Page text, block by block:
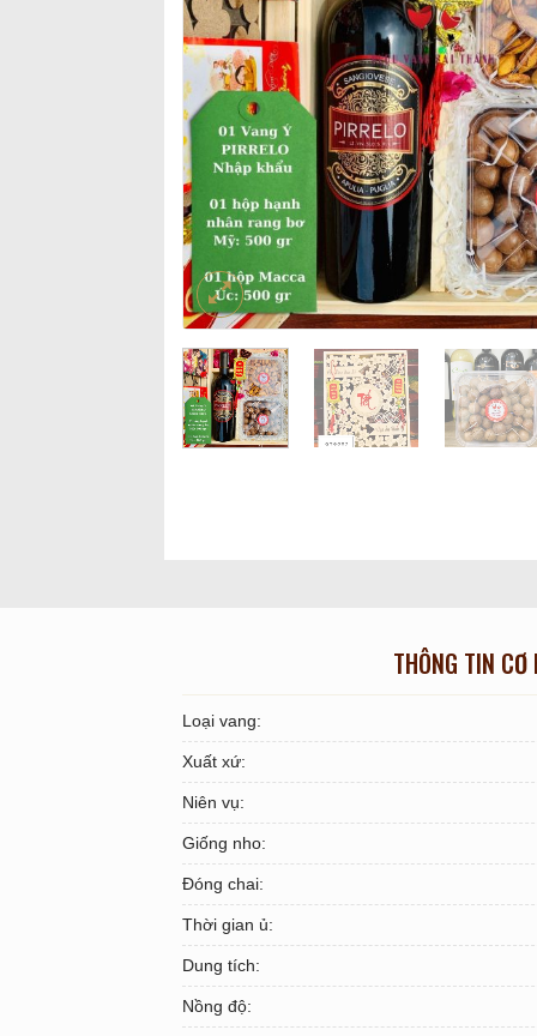
THÔNG TIN CƠ
Loại vang:
Xuất xứ:
Niên vụ:
Giống nho:
Đóng chai:
Thời gian ủ:
Dung tích:
Nồng độ: